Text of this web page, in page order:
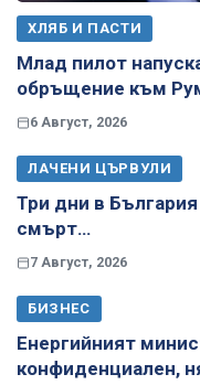
ХЛЯБ И ПАСТИ
Млад пилот
обръщение към
6 Август, 2026
ЛАЧЕНИ ЦЪРВУЛИ
Три дни в
смърт…
7 Август, 2026
БИЗНЕС
Енергийният
конфиденциален,